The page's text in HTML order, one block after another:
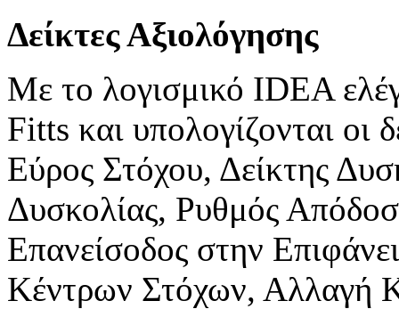
Δείκτες Αξιολόγησης
Με το λογισμικό IDEA
Fitts και υπολογίζονται οι
Εύρος Στόχου, Δείκτης
Δυσκολίας, Ρυθμός
Επανείσοδος στην
Κέντρων Στόχων, Αλλαγή